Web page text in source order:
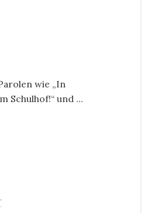
wie „In
Schulhof!“ und ...